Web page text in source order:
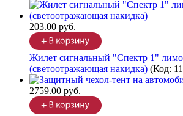
203.00 руб.
Жилет сигнальный "Спектр 1"
(светоотражающая накидка) (Код:
2759.00 руб.